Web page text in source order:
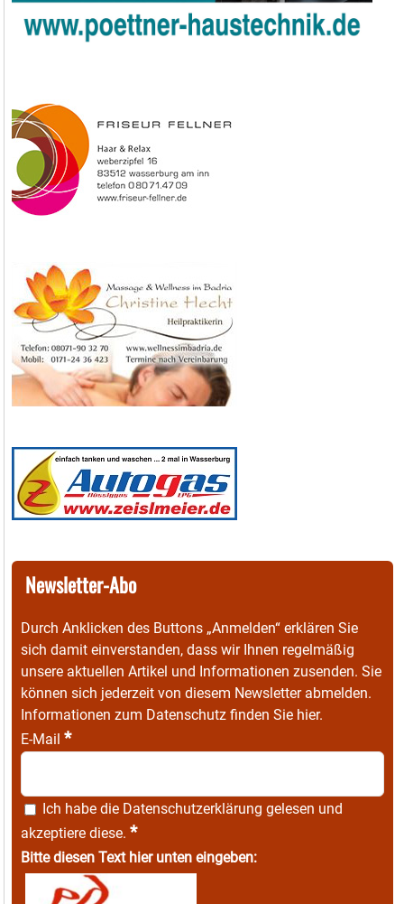
Newsletter-Abo
Durch Anklicken des Buttons „Anmelden“ erklären Sie
sich damit einverstanden, dass wir Ihnen regelmäßig
unsere aktuellen Artikel und Informationen zusenden. Sie
können sich jederzeit von diesem Newsletter abmelden.
Informationen zum Datenschutz finden Sie hier.
E-Mail *
Ich habe die Datenschutzerklärung gelesen und
akzeptiere diese. *
Bitte diesen Text hier unten eingeben: